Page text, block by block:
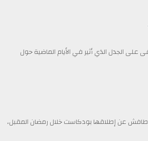
على الجدل الذي أثير في الأيام الماضية حول
عن إطلاقها بودكاست خلال رمضان المقبل،